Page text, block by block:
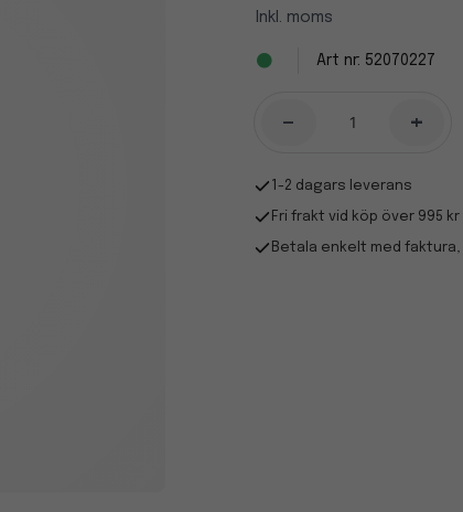
Inkl. moms
52070227
- +
1-2 dagars leverans
Fri frakt vid köp över 995 kr
Betala enkelt med